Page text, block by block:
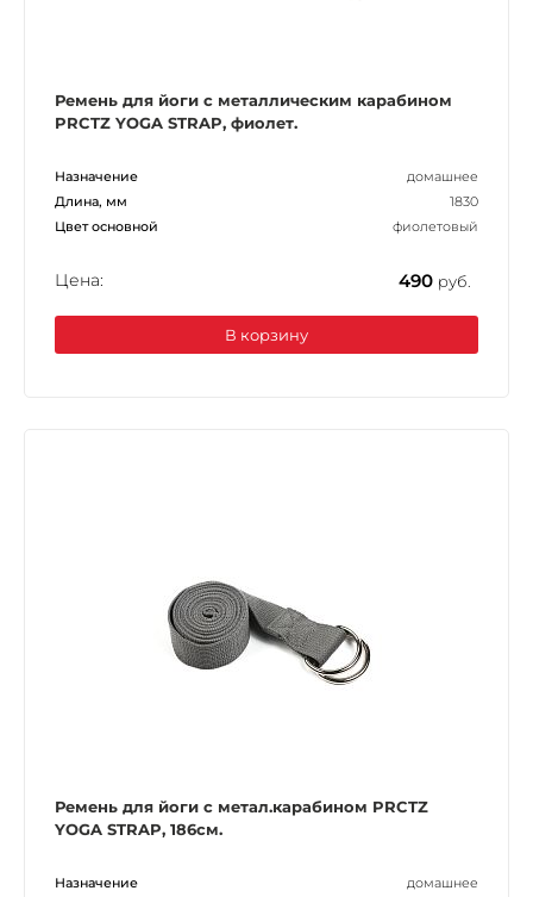
Ремень для йоги с металлическим карабином
PRCTZ YOGA STRAP, фиолет.
Назначение
домашнее
Длина, мм
1830
Цвет основной
фиолетовый
Цена: 490 руб.
В корзину
Ремень для йоги с метал.карабином PRCTZ
YOGA STRAP, 186см.
Назначение
домашнее